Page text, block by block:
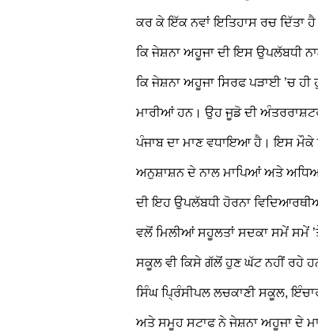
ਕਰ ਕੇ ਇੱਕ ਨਵਾਂ ਇਤਿਹਾਸ ਰਚ ਦਿੱਤਾ
ਕਿ ਜੇਸ਼ਨਾ ਅਹੂਜਾ ਦੀ ਇਸ ਉਪਲੱਬਧੀ
ਕਿ ਜੇਸ਼ਨਾ ਅਹੂਜਾ ਸਿਰਫ ਪੜਾਈ ’ਚ
ਮਾਰੀਆਂ ਹਨ। ਉਹ ਜੂਡੋ ਦੀ
ਪੰਜਾਬ ਦਾ ਮਾਣ ਵਧਾਇਆ ਹੈ।ਇਸ ਮੌਕੇ
ਅਨੁਸ਼ਾਸ਼ਨ ਦੇ ਨਾਲ ਮਾਪਿਆਂ ਅਤੇ
ਦੀ ਇਹ ਉਪਲੱਬਧੀ ਹੋਰਨਾ
ਵਲੋਂ ਮਿਲੀਆਂ ਸਹੂਲਤਾਂ ਸਦਕਾ ਸਮੇਂ ਸਮੇਂ
ਸਕੂਲ ਵੀ ਕਿਸੇ ਗੱਲੋਂ ਹੁਣ ਘੱਟ ਨਹੀਂ ਰਹੇ
ਸਿੰਘ ਪ੍ਰਿੰਸੀਪਲ ਲਚਕਾਣੀ ਸਕੂਲ,
ਅਤੇ ਸਮੂਹ ਸਟਾਫ ਨੇ ਜੇਸ਼ਨਾ ਅਹੂਜਾ ਦੇ